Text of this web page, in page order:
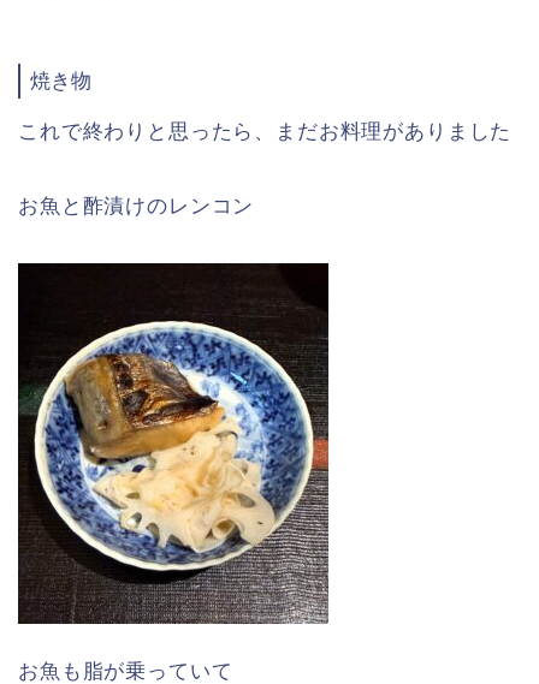
焼き物
これで終わりと思ったら、まだお料理がありました
お魚と酢漬けのレンコン
お魚も脂が乗っていて